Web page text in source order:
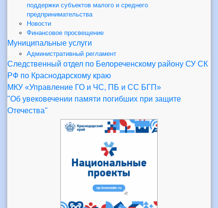
поддержки субъектов малого и среднего
предпринимательства
Новости
Финансовое просвещение
Муниципальные услуги
Административный регламент
Следственный отдел по Белореченскому району СУ СК
РФ по Краснодарскому краю
МКУ «Управление ГО и ЧС, ПБ и СС БГП»
"Об увековечении памяти погибших при защите
Отечества"